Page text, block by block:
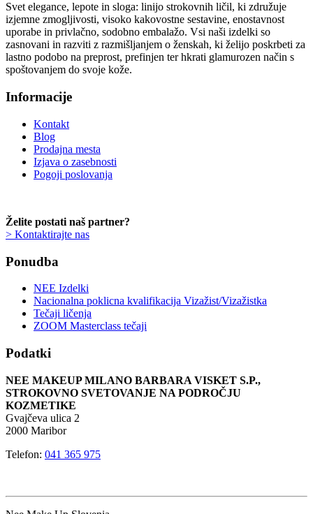
Svet elegance, lepote in sloga: linijo strokovnih ličil, ki združuje
izjemne zmogljivosti, visoko kakovostne sestavine, enostavnost
uporabe in privlačno, sodobno embalažo. Vsi naši izdelki so
zasnovani in razviti z razmišljanjem o ženskah, ki želijo poskrbeti za
lastno podobo na preprost, prefinjen ter hkrati glamurozen način s
spoštovanjem do svoje kože.
Informacije
Kontakt
Blog
Prodajna mesta
Izjava o zasebnosti
Pogoji poslovanja
Želite postati naš partner?
> Kontaktirajte nas
Ponudba
NEE Izdelki
Nacionalna poklicna kvalifikacija Vizažist/Vizažistka
Tečaji ličenja
ZOOM Masterclass tečaji
Podatki
NEE MAKEUP MILANO BARBARA VISKET S.P.,
STROKOVNO SVETOVANJE NA PODROČJU
KOZMETIKE
Gvajčeva ulica 2
2000 Maribor
Telefon: 041 365 975